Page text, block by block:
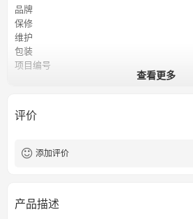
品牌
保修
维护
包装
项目编号
查看更多
评价
添加评价
产品描述